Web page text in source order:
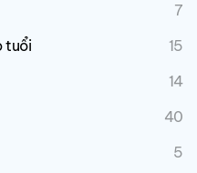
7
tuổi
15
14
40
5